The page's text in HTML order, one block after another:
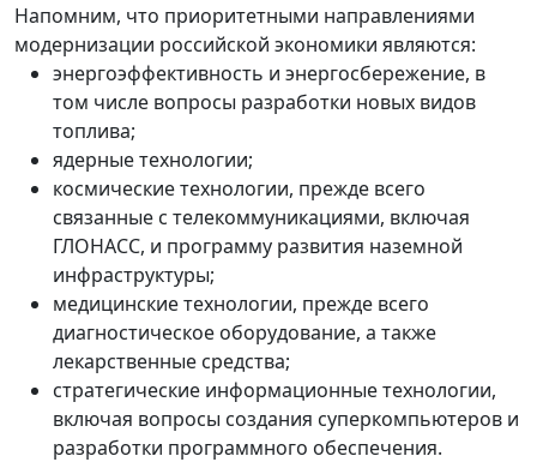
Напомним, что приоритетными направлениями
модернизации российской экономики являются:
энергоэффективность и энергосбережение, в
том числе вопросы разработки новых видов
топлива;
ядерные технологии;
космические технологии, прежде всего
связанные с телекоммуникациями, включая
ГЛОНАСС, и программу развития наземной
инфраструктуры;
медицинские технологии, прежде всего
диагностическое оборудование, а также
лекарственные средства;
стратегические информационные технологии,
включая вопросы создания суперкомпьютеров и
разработки программного обеспечения.